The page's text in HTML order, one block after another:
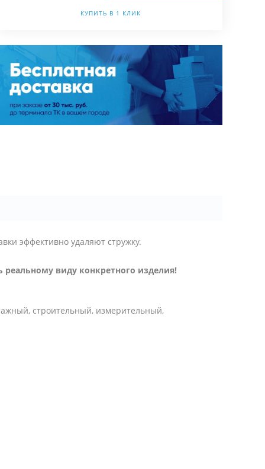
КУПИТЬ В 1 КЛИК
эффективно удаляют стружку.
виду конкретного изделия!
строительный, измерительный,